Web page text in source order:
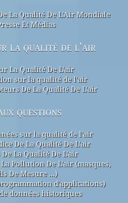
La Qualité De L'Air Mondiale
Et Médias
la qualité de l'air
La Qualité De L'air
sur la qualité de l'air
De La Qualité De L'air
questions
sur la qualité de l'air
De La Qualité De L'air
La Qualité De L'air
Pollution De L'air (masques,
De Mesure ...)
d'applications)
données historiques